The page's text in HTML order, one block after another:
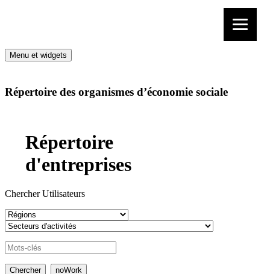
Menu et widgets
Répertoire des organismes d’économie sociale
Répertoire
d'entreprises
Chercher Utilisateurs